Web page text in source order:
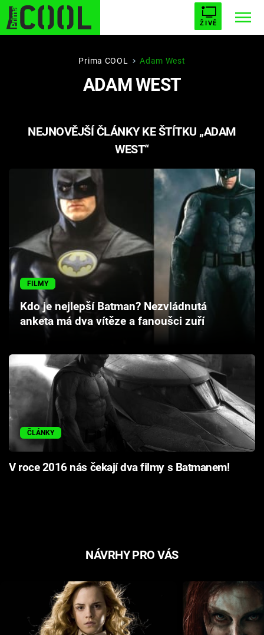
ŽIVĚ
STARHOUSE BUFFY, PŘEMOŽITELKA UPÍRŮ
PLNEJ KOTEL AVENGERS 5
Hry
Cool Esport
Pořady
Sledujte prima+
Přihlášení
Sledujte nás
Prima COOL Adam West
ADAM WEST
NEJNOVĚJŠÍ ČLÁNKY KE ŠTÍTKU „ADAM
WEST“
FILMY
Kdo je nejlepší Batman? Nezvládnutá
anketa má dva vítěze a fanoušci zuří
ČLÁNKY
V roce 2016 nás čekají dva filmy s Batmanem!
NÁVRHY PRO VÁS